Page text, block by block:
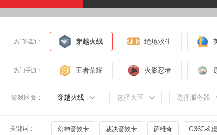
热门端游： 穿越火线 绝地求生
热门手游： 王者荣耀 火影忍者
游戏区服： 穿越火线 选择大区 选择服务器
关键词： 幻神音效卡 裁决音效卡 萨维奇 G36C-幻